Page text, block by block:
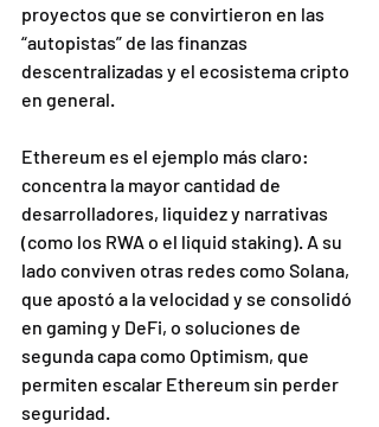
proyectos que se convirtieron en las
“autopistas” de las finanzas
descentralizadas y el ecosistema cripto
en general.
Ethereum es el ejemplo más claro:
concentra la mayor cantidad de
desarrolladores, liquidez y narrativas
(como los RWA o el liquid staking). A su
lado conviven otras redes como Solana,
que apostó a la velocidad y se consolidó
en gaming y DeFi, o soluciones de
segunda capa como Optimism, que
permiten escalar Ethereum sin perder
seguridad.